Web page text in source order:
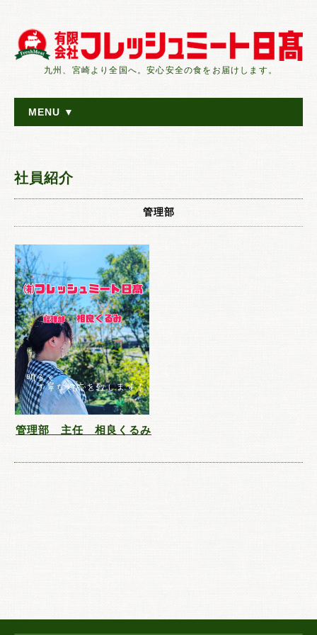
九州、宮崎より全国へ。安心安全の食をお届けします。
MENU ▼
社員紹介
管理部
管理部 主任 相良くるみ